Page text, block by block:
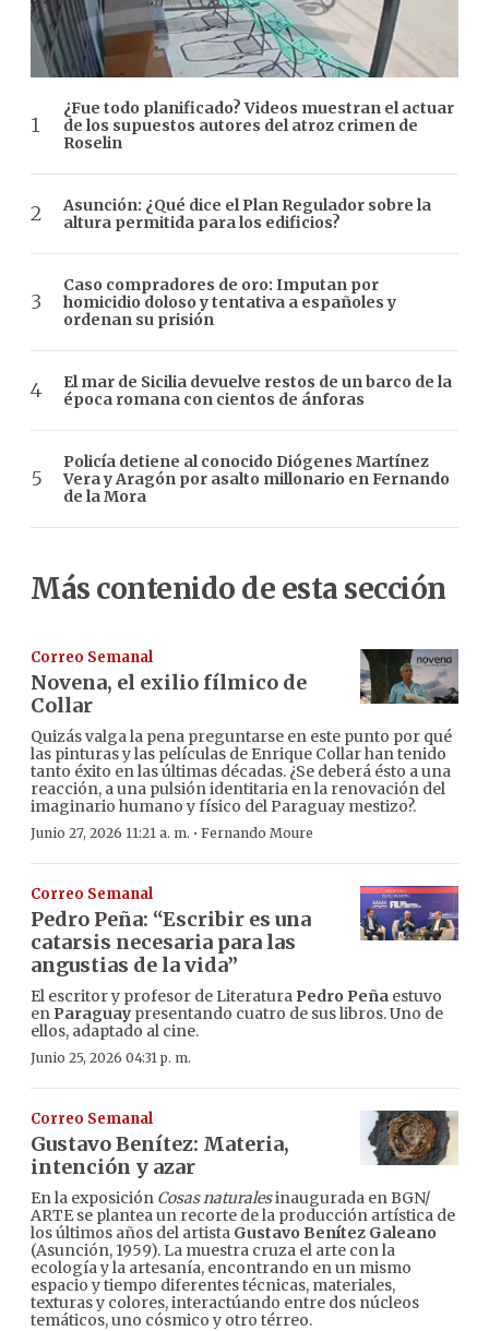
¿Fue todo planificado? Videos muestran el actuar
de los supuestos autores del atroz crimen de
Roselin
Asunción: ¿Qué dice el Plan Regulador sobre la
altura permitida para los edificios?
Caso compradores de oro: Imputan por
homicidio doloso y tentativa a españoles y
ordenan su prisión
El mar de Sicilia devuelve restos de un barco de la
época romana con cientos de ánforas
Policía detiene al conocido Diógenes Martínez
Vera y Aragón por asalto millonario en Fernando
de la Mora
Más contenido de esta sección
Correo Semanal
Novena, el exilio fílmico de
Collar
Quizás valga la pena preguntarse en este punto por qué
las pinturas y las películas de Enrique Collar han tenido
tanto éxito en las últimas décadas. ¿Se deberá ésto a una
reacción, a una pulsión identitaria en la renovación del
imaginario humano y físico del Paraguay mestizo?.
Junio 27, 2026 11:21 a. m. · Fernando Moure
Correo Semanal
Pedro Peña: “Escribir es una
catarsis necesaria para las
angustias de la vida”
El escritor y profesor de Literatura Pedro Peña estuvo
en Paraguay presentando cuatro de sus libros. Uno de
ellos, adaptado al cine.
Junio 25, 2026 04:31 p. m.
Correo Semanal
Gustavo Benítez: Materia,
intención y azar
En la exposición Cosas naturalesinaugurada en BGN/
ARTE se plantea un recorte de la producción artística de
los últimos años del artista Gustavo Benítez Galeano
(Asunción, 1959). La muestra cruza el arte con la
ecología y la artesanía, encontrando en un mismo
espacio y tiempo diferentes técnicas, materiales,
texturas y colores, interactúando entre dos núcleos
temáticos, uno cósmico y otro térreo.